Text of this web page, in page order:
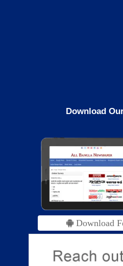
Download
Download